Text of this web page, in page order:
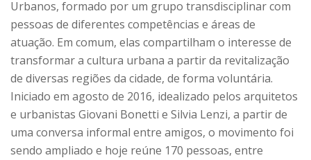
Urbanos, formado por um grupo transdisciplinar com
pessoas de diferentes competências e áreas de
atuação. Em comum, elas compartilham o interesse de
transformar a cultura urbana a partir da revitalização
de diversas regiões da cidade, de forma voluntária.
Iniciado em agosto de 2016, idealizado pelos arquitetos
e urbanistas Giovani Bonetti e Silvia Lenzi, a partir de
uma conversa informal entre amigos, o movimento foi
sendo ampliado e hoje reúne 170 pessoas, entre